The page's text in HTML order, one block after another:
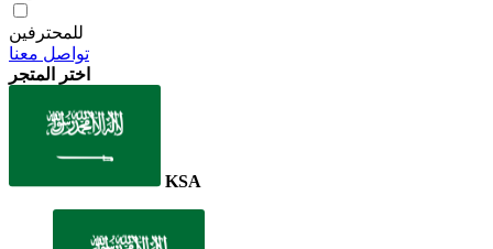
للمحترفين
تواصل معنا
اختر المتجر
KSA